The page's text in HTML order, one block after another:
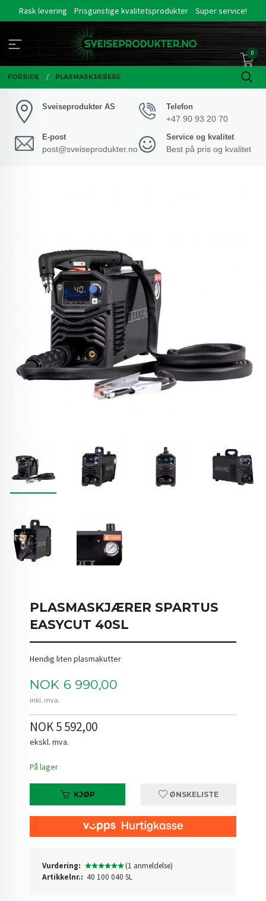
Rask levering Prisgunstige kvalitetsprodukter Super service!
0
FORSIDE PLASMASKJÆRERE
Sveiseprodukter AS Telefon
+47 90 93 20 70
E-post
post@sveiseprodukter.no
Service og kvalitet
Best på pris og kvalitet
PLASMASKJÆRER SPARTUS
EASYCUT 40SL
Hendig liten plasmakutter
Pris
NOK 6 990,00
inkl. mva.
NOK 5 592,00
ekskl. mva.
På lager
KJØP ØNSKELISTE
Vurdering:
(1 anmeldelse)
Artikkelnr.: 40 100 040 SL